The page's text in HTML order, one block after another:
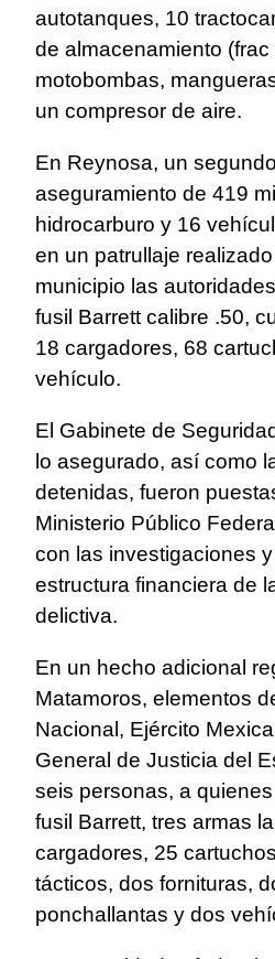
autotanques, 10
de almacenamiento
motobombas,
un compresor de aire.
En Reynosa, un
aseguramiento de 419
hidrocarburo y 16
en un patrullaje
municipio las
fusil Barrett calibre .50,
18 cargadores, 68
vehículo.
El Gabinete de
lo asegurado, así como
detenidas, fueron
Ministerio Público
con las investigaciones
estructura financiera de
delictiva.
En un hecho adicional
Matamoros, elementos
Nacional, Ejército
General de Justicia del
seis personas, a
fusil Barrett, tres armas
cargadores, 25
tácticos, dos fornituras,
ponchallantas y dos